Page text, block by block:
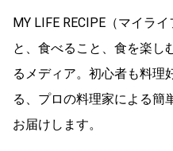
MY LIFE RECIPE（マイラ
と、食べること、食を楽し
るメディア。初心者も料理
る、プロの料理家による簡
お届けします。